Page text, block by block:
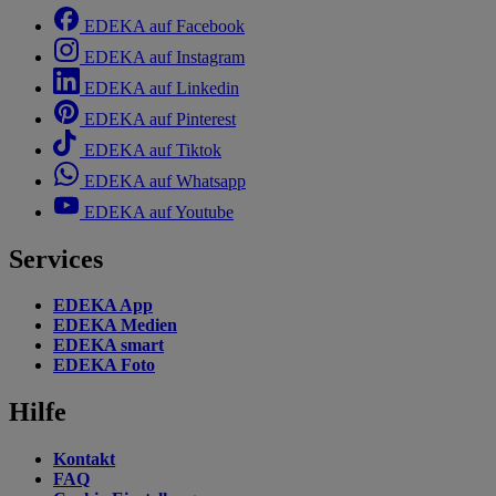
EDEKA auf Facebook
EDEKA auf Instagram
EDEKA auf Linkedin
EDEKA auf Pinterest
EDEKA auf Tiktok
EDEKA auf Whatsapp
EDEKA auf Youtube
Services
EDEKA App
EDEKA Medien
EDEKA smart
EDEKA Foto
Hilfe
Kontakt
FAQ